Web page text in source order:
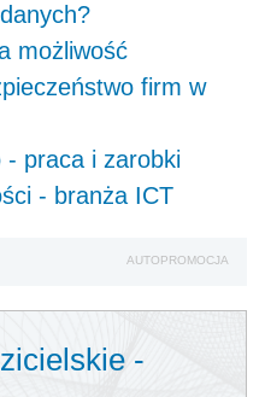
możliwość
firm w
- praca i zarobki
- branża ICT
AUTOPROMOCJA
-